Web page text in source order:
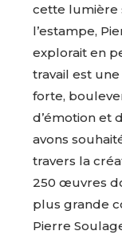
Adresse email*
cette lumière
l’estampe,
explorait en
travail est
forte,
d’émotion et
avons
travers la
250 œuvres
plus grande
Pierre